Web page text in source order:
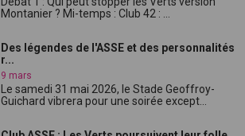
Montanier ? Mi-temps : Club 42 : ...
Des légendes de l'ASSE et des personnalités
r...
9 mars
Le samedi 31 mai 2026, le Stade Geoffroy-
Guichard vibrera pour une soirée except...